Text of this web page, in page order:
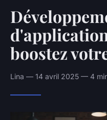
boostez
Lina — 14 avril 2025 — 4